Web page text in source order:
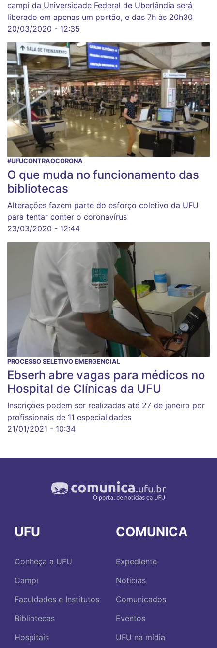
campi da Universidade Federal de Uberlândia será
liberado em apenas um portão, e das 7h às 20h30
20/03/2020 - 12:35
#UFUCONTRAOCORONA
O que muda no funcionamento das
bibliotecas
Alterações fazem parte do esforço coletivo da UFU
para tentar conter o coronavírus
23/03/2020 - 12:44
PROCESSO SELETIVO EMERGENCIAL
Ebserh abre vagas para médicos no
Hospital de Clínicas da UFU
Inscrições podem ser realizadas até 27 de janeiro por
profissionais de 11 especialidades
21/01/2021 - 10:34
UFU
Conheça a UFU
Campi
Faculdades e Institutos
Bibliotecas
Hospitais
COMUNICA
Expediente
Notícias
Comunicados
Eventos
UFU na mídia